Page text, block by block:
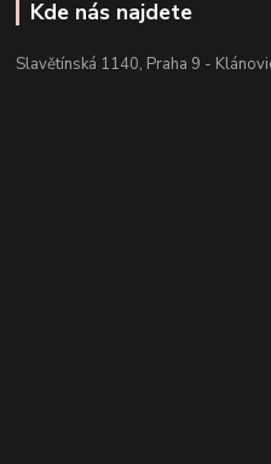
Kde nás najdete
Slavětínská 1140, Praha 9 -